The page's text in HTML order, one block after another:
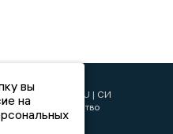
| СИ
агентство
новости»
вы
на